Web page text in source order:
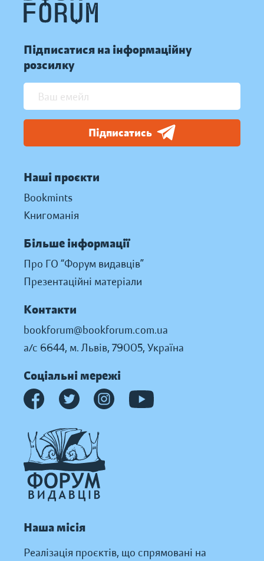
Підписатися на інформаційну
розсилку
Підписатись
Наші проєкти
Bookmints
Книгоманія
Більше інформації
Про ГО “Форум видавців”
Презентаційні матеріали
Контакти
bookforum@bookforum.com.ua
а/с 6644, м. Львів, 79005, Україна
Соціальні мережі
Наша місія
Реалізація проєктів, що спрямовані на